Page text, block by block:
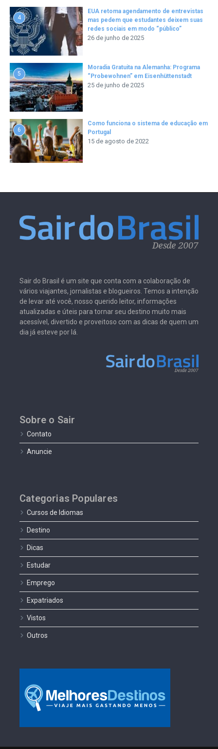
4
EUA retoma agendamento de entrevistas
mas pedem que estudantes deixem suas
redes sociais em modo “público”
26 de junho de 2025
5
Moradia Gratuita na Alemanha: Programa
“Probewohnen” em Eisenhüttenstadt
25 de junho de 2025
6
Como funciona o sistema de educação em
Portugal
15 de agosto de 2022
Sair do Brasil é um site que conta com a colaboração de
vários viajantes, jornalistas e blogueiros. Temos a intenção
de levar até você, nosso querido leitor, informações
atualizadas e úteis para tornar seu destino muito mais
acessível, divertido e proveitoso com as dicas de quem um
dia já esteve por lá.
Sobre o Sair
Contato
Anuncie
Categorias Populares
Cursos de Idiomas
Destino
Dicas
Estudar
Emprego
Expatriados
Vistos
Outros